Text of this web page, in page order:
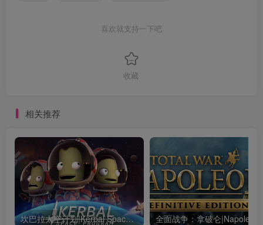
喜欢就支持一下吧
收藏
相关推荐
坎巴拉太空计划|Kerbal Space Program|1.12.5.3190|整合全DLC